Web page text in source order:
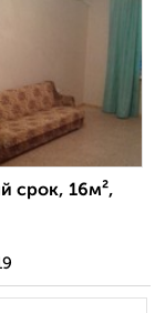
срок, 16м²,